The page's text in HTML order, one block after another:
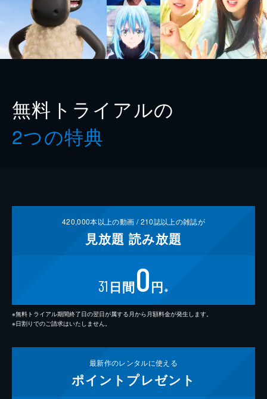
無料トライアルの
2つの特典
420,000本以上の動画 /210誌以上の雑誌が
見放題 読み放題
31 日間0円 ※
※無料トライアル期間終了日の翌日が属する月から月額料金が発生します。
※日割りでのご請求はいたしません。
最新作のレンタルに使える
ポイント プレゼント